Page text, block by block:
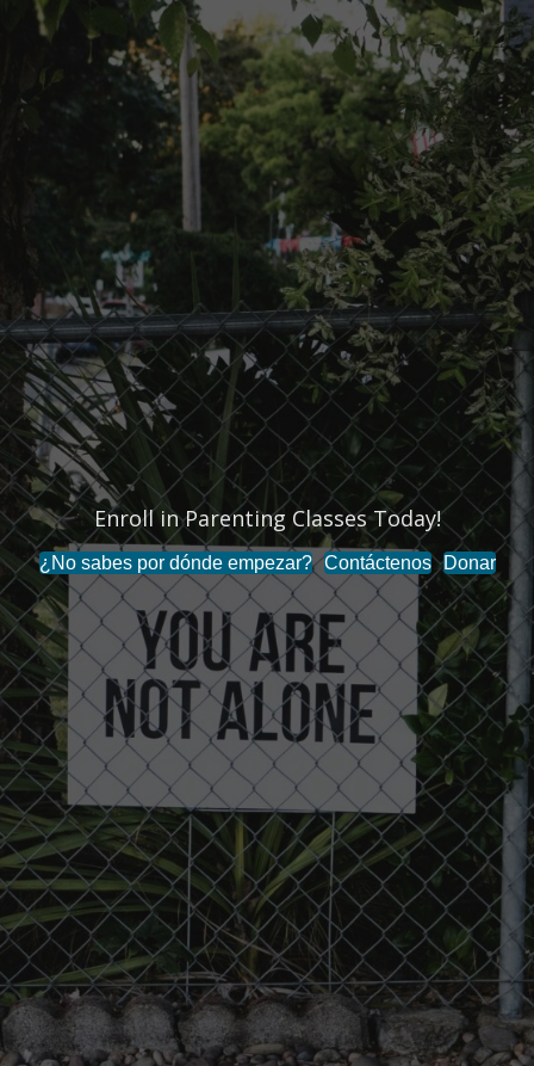
Enroll in Parenting Classes Today!
¿No sabes por dónde empezar? Contáctenos Donar